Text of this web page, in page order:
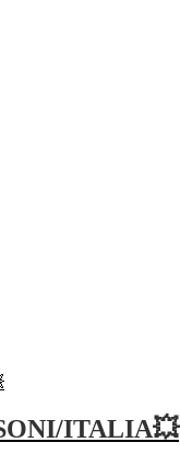
ITALIA💥